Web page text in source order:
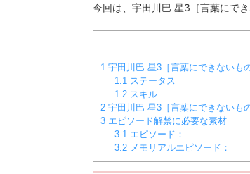
今回は、宇田川巴 星3［言葉にでき
1 宇田川巴 星3［言葉にできないもの
1.1 ステータス
1.2スキル
2 宇田川巴 星3［言葉にできないも
3 エピソード解禁に必要な素材
3.1 エピソード：
3.2メモリアルエピソード：